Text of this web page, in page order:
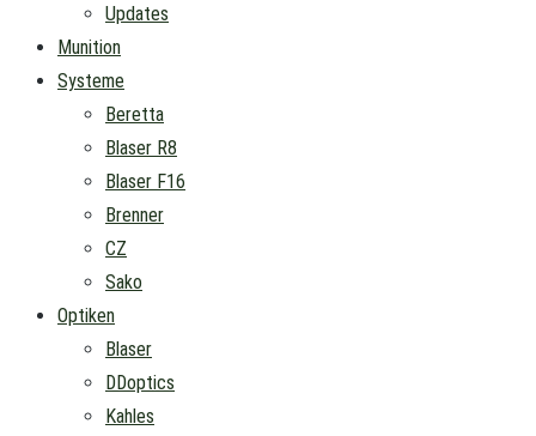
Updates
Munition
Systeme
Beretta
Blaser R8
Blaser F16
Brenner
CZ
Sako
Optiken
Blaser
DDoptics
Kahles